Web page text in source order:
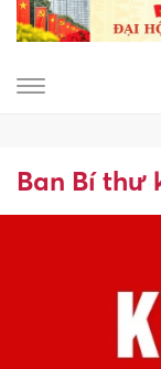
Ban Bí thư